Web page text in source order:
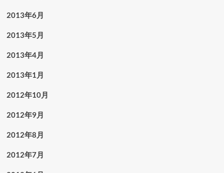
2013年6月
2013年5月
2013年4月
2013年1月
2012年10月
2012年9月
2012年8月
2012年7月